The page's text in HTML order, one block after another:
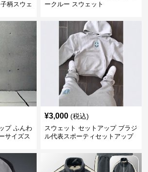
柄スウェ
ークルー スウェット
プ ふんわ
サイズス
¥3,000 (税込)
スウェット セットアップ ブラジ
ル代表スポーティセットアップ